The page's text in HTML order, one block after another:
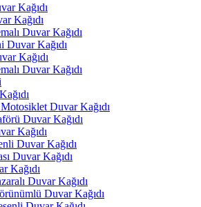
Kağıdı
Kağıdı
Duvar Kağıdı
Duvar Kağıdı
Kağıdı
Duvar Kağıdı
Duvar Kağıdı
Duvar Kağıdı
Kağıdı
Duvar Kağıdı
Duvar Kağıdı
Kağıdı
Duvar Kağıdı
Duvar Kağıdı